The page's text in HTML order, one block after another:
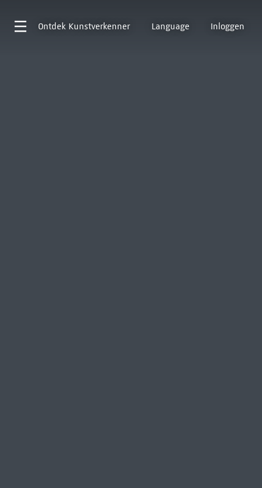
Ontdek Kunstverkenner Language Inloggen